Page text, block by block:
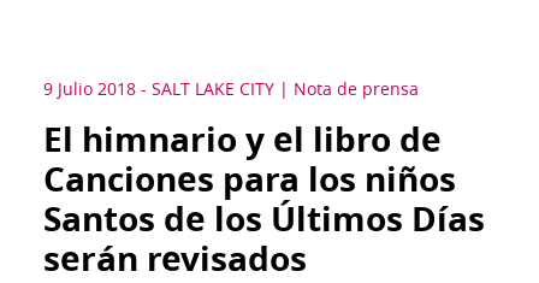
9 Julio 2018 - SALT LAKE CITY Nota de prensa
El himnario y el libro de
Canciones para los niños
Santos de los Últimos Días
serán revisados